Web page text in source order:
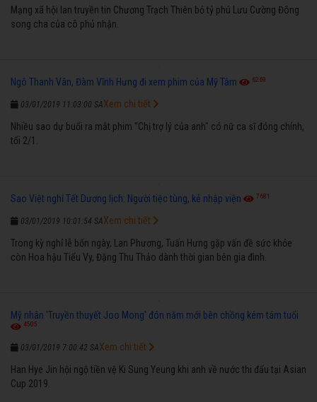
Mạng xã hội lan truyền tin Chương Trạch Thiên bỏ tỷ phú Lưu Cường Đông
song cha của cô phủ nhận.
Ngô Thanh Vân, Đàm Vĩnh Hưng đi xem phim của Mỹ Tâm 6269
03/01/2019 11:03:00 SA
Nhiều sao dự buổi ra mắt phim "Chị trợ lý của anh" có nữ ca sĩ đóng chính,
tối 2/1.
Xem chi tiết
Sao Việt nghỉ Tết Dương lịch: Người tiệc tùng, kẻ nhập viện 7681
03/01/2019 10:01:54 SA
Trong kỳ nghỉ lễ bốn ngày, Lan Phương, Tuấn Hưng gặp vấn đề sức khỏe
còn Hoa hậu Tiểu Vy, Đặng Thu Thảo dành thời gian bên gia đình.
Xem chi tiết
Mỹ nhân 'Truyền thuyết Joo Mong' đón năm mới bên chồng kém tám tuổi
4505
03/01/2019 7:00:42 SA
Han Hye Jin hội ngộ tiền vệ Ki Sung Yeung khi anh về nước thi đấu tại Asian
Cup 2019.
Xem chi tiết